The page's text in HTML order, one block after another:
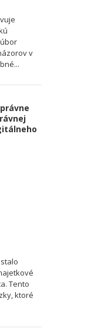
v
Tento
ktoré